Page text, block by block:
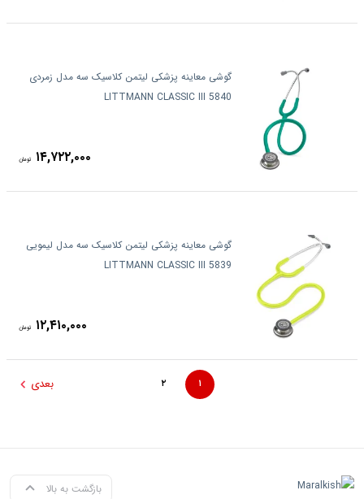
گوشی معاینه پزشکی لیتمن کلاسیک سه مدل زمردی
5840 LITTMANN CLASSIC III
۱۴,۷۲۲,۰۰۰ تومان
گوشی معاینه پزشکی لیتمن کلاسیک سه مدل لیمویی
5839 LITTMANN CLASSIC III
۱۲,۴۱۰,۰۰۰ تومان
۱ ۲ بعدی
بازگشت به بالا